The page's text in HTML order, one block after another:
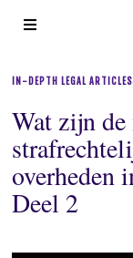
IN-DEPTH LEGAL
Wat zijn
overheden
Deel 2